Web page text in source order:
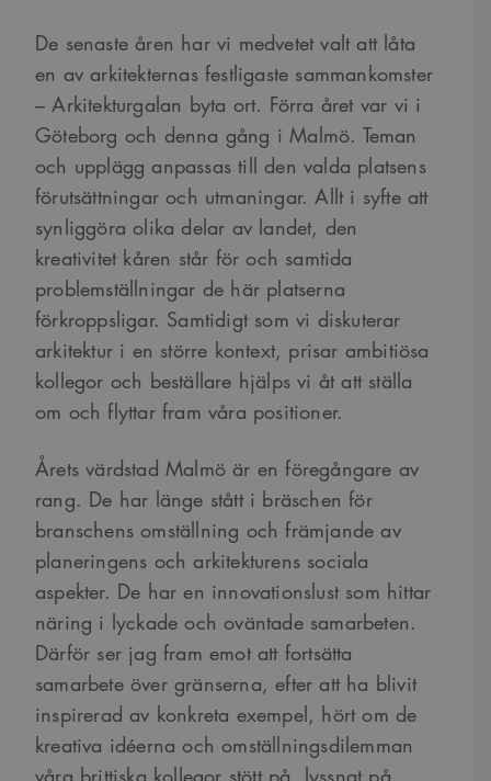
De senaste åren har vi medvetet valt att låta
en av arkitekternas festligaste sammankomster
– Arkitekturgalan byta ort. Förra året var vi i
Göteborg och denna gång i Malmö. Teman
och upplägg anpassas till den valda platsens
förutsättningar och utmaningar. Allt i syfte att
synliggöra olika delar av landet, den
kreativitet kåren står för och samtida
problemställningar de här platserna
förkroppsligar. Samtidigt som vi diskuterar
arkitektur i en större kontext, prisar ambitiösa
kollegor och beställare hjälps vi åt att ställa
om och flyttar fram våra positioner.
Årets värdstad Malmö är en föregångare av
rang. De har länge stått i bräschen för
branschens omställning och främjande av
planeringens och arkitekturens sociala
aspekter. De har en innovationslust som hittar
näring i lyckade och oväntade samarbeten.
Därför ser jag fram emot att fortsätta
samarbete över gränserna, efter att ha blivit
inspirerad av konkreta exempel, hört om de
kreativa idéerna och omställningsdilemman
våra brittiska kollegor stött på, lyssnat på